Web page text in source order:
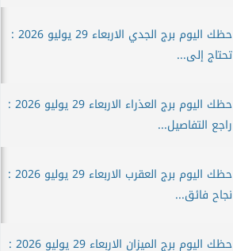
حظك اليوم برج الجدي الاربعاء 29 يوليو 2026 :
تحتاج إلى...
حظك اليوم برج العذراء الاربعاء 29 يوليو 2026 :
راجع التفاصيل...
حظك اليوم برج العقرب الاربعاء 29 يوليو 2026 :
نجاح فائق...
حظك اليوم برج الميزان الاربعاء 29 يوليو 2026 :